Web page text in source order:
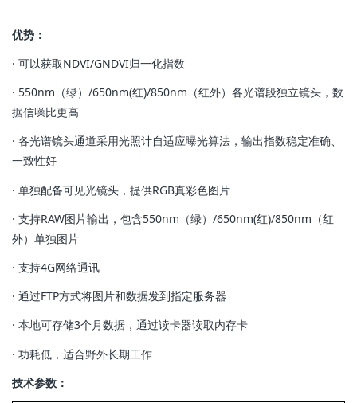
优势：
· 可以获取NDVI/GNDVI归一化指数
· 550nm（绿）/650nm(红)/850nm（红外）各光谱段独立镜头，数
据信噪比更高
· 各光谱镜头通道采用光照计自适应曝光算法，输出指数稳定准确、
一致性好
· 单独配备可见光镜头，提供RGB真彩色图片
· 支持RAW图片输出，包含550nm（绿）/650nm(红)/850nm（红
外）单独图片
· 支持4G网络通讯
· 通过FTP方式将图片和数据发到指定服务器
· 本地可存储3个月数据，通过读卡器读取内存卡
· 功耗低，适合野外长期工作
技术参数：